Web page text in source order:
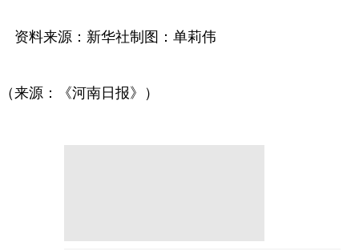
资料来源：新华社制图：单莉伟
（来源：《河南日报》）